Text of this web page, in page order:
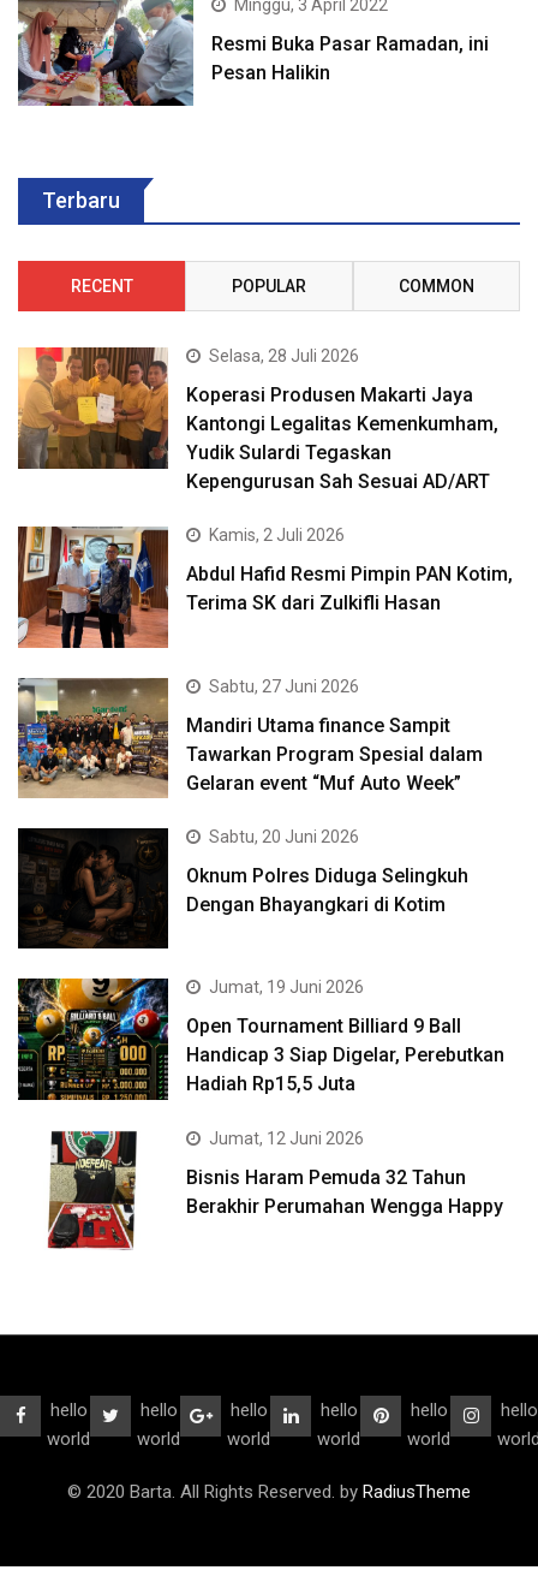
Minggu, 3 April 2022
Resmi Buka Pasar Ramadan, ini
Pesan Halikin
Terbaru
RECENT POPULAR COMMON
Selasa, 28 Juli 2026
Koperasi Produsen Makarti Jaya
Kantongi Legalitas Kemenkumham,
Yudik Sulardi Tegaskan
Kepengurusan Sah Sesuai AD/ART
Kamis, 2 Juli 2026
Abdul Hafid Resmi Pimpin PAN Kotim,
Terima SK dari Zulkifli Hasan
Sabtu, 27 Juni 2026
Mandiri Utama finance Sampit
Tawarkan Program Spesial dalam
Gelaran event “Muf Auto Week”
Sabtu, 20 Juni 2026
Oknum Polres Diduga Selingkuh
Dengan Bhayangkari di Kotim
Jumat, 19 Juni 2026
Open Tournament Billiard 9 Ball
Handicap 3 Siap Digelar, Perebutkan
Hadiah Rp15,5 Juta
Jumat, 12 Juni 2026
Bisnis Haram Pemuda 32 Tahun
Berakhir Perumahan Wengga Happy
hello
world
hello
world
hello
world
hello
world
hello
world
hello
© 2020 Barta. All Rights Reserved. by RadiusTheme